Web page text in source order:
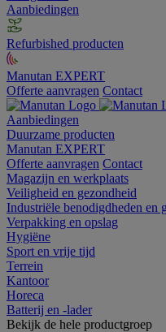
Aanbiedingen
Refurbished producten
Manutan EXPERT
Offerte aanvragen Contact
Aanbiedingen
Duurzame producten
Manutan EXPERT
Offerte aanvragen Contact
Magazijn en werkplaats
Veiligheid en gezondheid
Industriële benodigdheden en
Verpakking en opslag
Hygiëne
Sport en vrije tijd
Terrein
Kantoor
Horeca
Batterij en -lader
Bekijk de hele productgroep